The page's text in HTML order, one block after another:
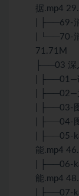
据.mp4
| ├──69-
| └──70-
71.71M
├──03 深
| ├──01—
| ├──02—
| ├──03-
| ├──04-
| ├──05-
能.mp4
| ├──06-
能.mp4
| ├──07-